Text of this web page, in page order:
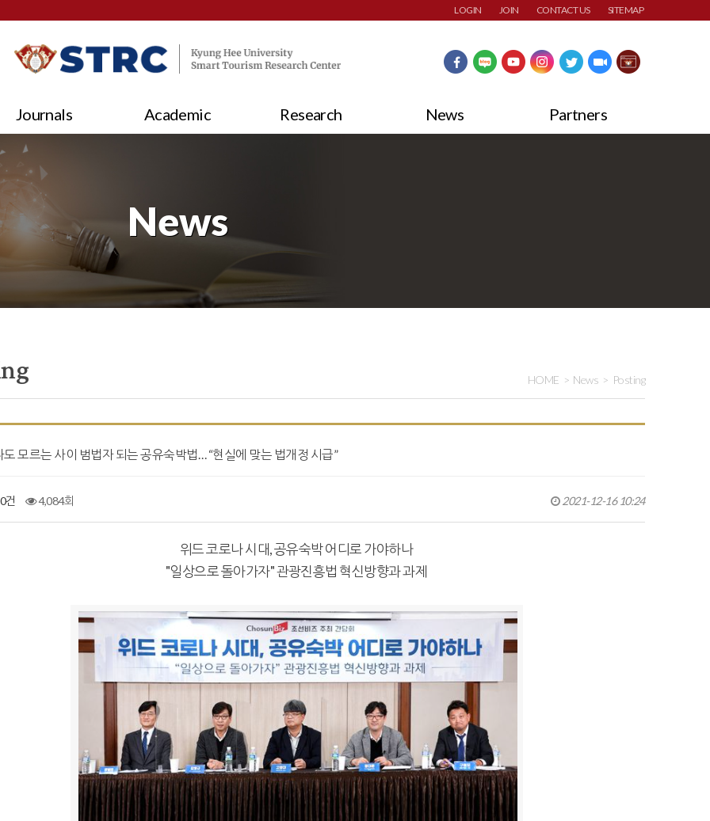
LOGIN JOIN CONTACT US SITEMAP
Journals Academic Research News Partners
News
HOME News Posting
모르는 사이 범법자 되는 공유숙박법… “현실에 맞는 법개정 시급”
건 4,084회 2021-12-16 10:24
위드 코로나 시대, 공유숙박 어디로 가야하나
"일상으로 돌아가자" 관광진흥법 혁신방향과 과제